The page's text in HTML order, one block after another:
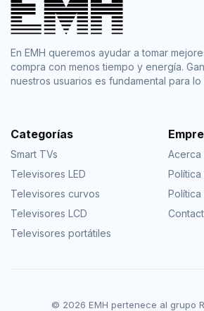
En EMH queremos ayudar a tomar
compra con menos tiempo y energía.
nuestros usuarios es fundamental para
Categorías
Smart TVs
Televisores LED
Televisores curvos
Televisores LCD
Televisores portátiles
Acerca
© 2026 EMH pertenece al grupo